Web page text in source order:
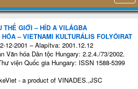
THẾ GIỚI – HÍD A VILÁGBA
– VIETNAMI KULTURÁLIS FOLYÓIRAT
12-2001 – Alapítva: 2001.12.12
Văn hóa Dân tộc Hungary: 2.2.4./73/2002.
viện Quốc gia Hungary: ISSN 1588-5399
- a product of VINADES.,JSC